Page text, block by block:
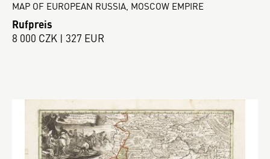
MAP OF EUROPEAN RUSSIA, MOSCOW EMPIRE
Rufpreis
8 000 CZK | 327 EUR